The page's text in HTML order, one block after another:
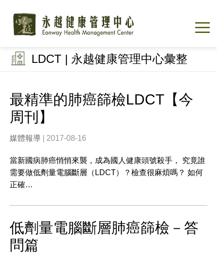
LDCT | 永越健康管理中心彙整
最精準的肺癌篩檢LDCT【今
周刊】
媒體報導 | 2017-08-16
當新國病肺癌悄悄來襲，成為國人健康頭號殺手， 究竟誰
需要做低劑量電腦斷層（LDCT）？檢查很麻煩嗎？ 如何
正確…
低劑量電腦斷層肺癌篩檢－答
問篇